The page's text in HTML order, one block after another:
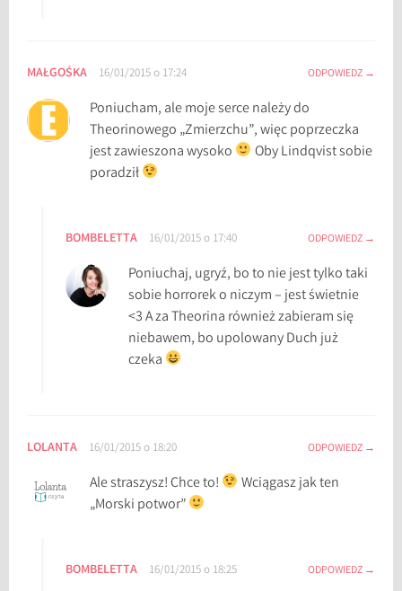
MAŁGOŚKA 16/01/2015 o 17:24 ODPOWIEDZ
Poniucham, ale moje serce należy do
Theorinowego „Zmierzchu”, więc poprzeczka
jest zawieszona wysoko
Oby Lindqvist sobie
poradził
BOMBELETTA 16/01/2015 o 17:40 ODPOWIEDZ
Poniuchaj, ugryź, bo to nie jest tylko taki
sobie horrorek o niczym – jest świetnie
<3 A za Theorina również zabieram się
niebawem, bo upolowany Duch już
czeka
LOLANTA 16/01/2015 o 18:20 ODPOWIEDZ
Ale straszysz! Chce to!
Wciągasz jak ten
„Morski potwor”
BOMBELETTA 16/01/2015 o 18:25 ODPOWIEDZ